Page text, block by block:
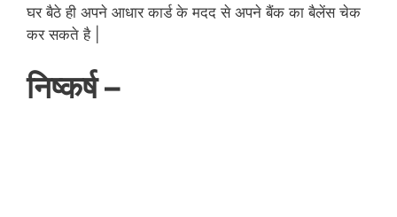
घर बैठे ही अपने आधार कार्ड के मदद से अपने बैंक का बैलेंस चेक
कर सकते है |
निष्कर्ष –